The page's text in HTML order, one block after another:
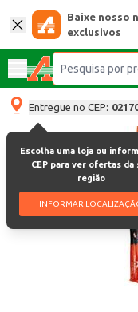
Baixe nosso
exclusivos
Entregue no CEP:
Escolha uma loja ou
CEP para ver ofertas da
região
INFORMAR